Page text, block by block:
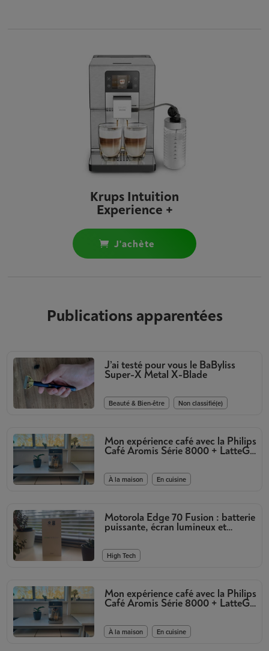
Krups Intuition
Experience +
j'achète
Publications apparentées
J’ai testé pour vous le BaByliss
Super-X Metal X-Blade
Beauté & Bien-être Non classifié(e)
Mon expérience café avec la Philips
Café Aromis Série 8000 + LatteGo
À la maison En cuisine
Motorola Edge 70 Fusion : batterie
puissante, écran lumineux et
appareils photo de qualité
High Tech
Mon expérience café avec la Philips
Café Aromis Série 8000 + LatteGo
À la maison En cuisine